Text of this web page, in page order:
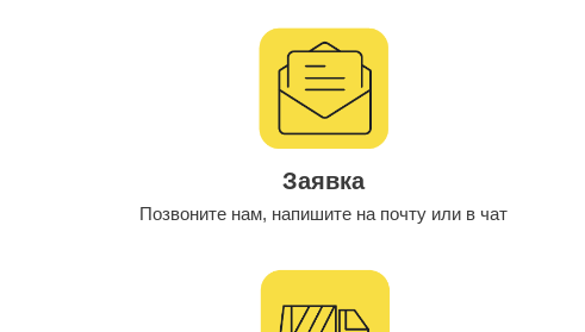
Заявка
Позвоните нам, напишите на почту или в чат